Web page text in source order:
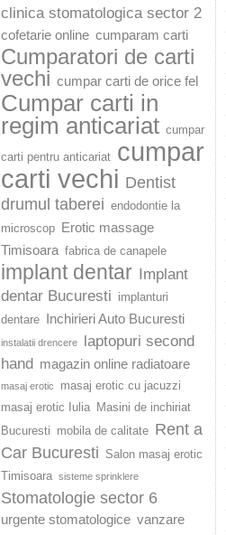
clinica stomatologica sector 2
cofetarie online cumparam carti
Cumparatori de carti
vechi cumpar carti de orice fel
Cumpar carti in
regim anticariat cumpar
carti pentru anticariat cumpar
carti vechi Dentist
drumul taberei endodontie la
microscop
Erotic massage
Timisoara fabrica de canapele
implant dentar Implant
dentar Bucuresti
implanturi
dentare
Inchirieri Auto Bucuresti
instalatii drencere
laptopuri second
hand magazin online radiatoare
masaj erotic
masaj erotic cu jacuzzi
masaj erotic Iulia
Masini de inchiriat
Bucuresti
mobila de calitate Rent a
Car Bucuresti
Salon masaj erotic
Timisoara sisteme sprinklere
Stomatologie sector 6
urgente stomatologice vanzare